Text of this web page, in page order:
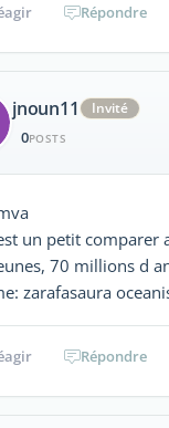
Répondre
jnoun11 Invité
0POSTS
un petit comparer
70 millions d
zarafasaura
Répondre